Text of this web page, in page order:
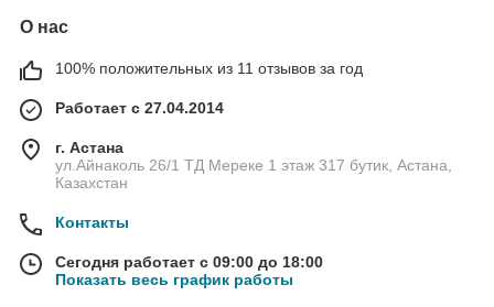
О нас
100% положительных из 11 отзывов за год
Работает с 27.04.2014
г. Астана
ул.Айнаколь 26/1 ТД Мереке 1 этаж 317 бутик, Астана,
Казахстан
Контакты
Сегодня работает с 09:00 до 18:00
Показать весь график работы